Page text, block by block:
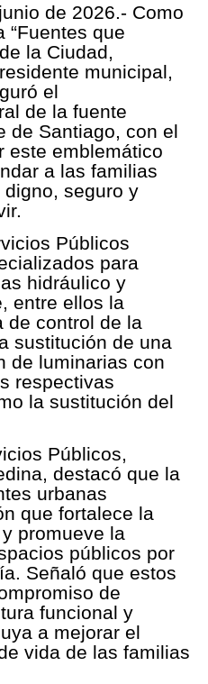
de 2026.- Como
“Fuentes que
la Ciudad,
municipal,
el
de la fuente
de Santiago, con el
este emblemático
a las familias
seguro y
Públicos
para
hidráulico y
entre ellos la
de control de la
sustitución de una
de luminarias con
respectivas
la sustitución del
Públicos,
destacó que la
urbanas
que fortalece la
promueve la
públicos por
Señaló que estos
de
funcional y
a mejorar el
vida de las familias